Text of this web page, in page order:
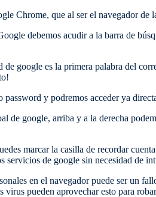
Chrome, que al ser el navegador de
debemos acudir a la barra de
google es la primera palabra del
y podremos acceder ya
de google, arriba y a la derecha
marcar la casilla de recordar
servicios de google sin necesidad de
en el navegador puede ser un
pueden aprovechar esto para